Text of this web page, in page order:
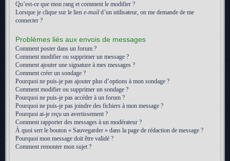
Qu’est-ce que mon rang et comment le modifier ?
Lorsque je clique sur le lien e-mail d’un utilisateur, on me demande de me
connecter ?
Problèmes liés aux envois de messages
Comment poster dans un forum ?
Comment modifier ou supprimer un message ?
Comment ajouter une signature à mes messages ?
Comment créer un sondage ?
Pourquoi ne puis-je pas ajouter plus d’options à mon sondage ?
Comment modifier ou supprimer un sondage ?
Pourquoi ne puis-je pas accéder à un forum ?
Pourquoi ne puis-je pas joindre des fichiers à mon message ?
Pourquoi ai-je reçu un avertissement ?
Comment rapporter des messages à un modérateur ?
À quoi sert le bouton « Sauvegarder » dans la page de rédaction de message ?
Pourquoi mon message doit être validé ?
Comment remonter mon sujet ?